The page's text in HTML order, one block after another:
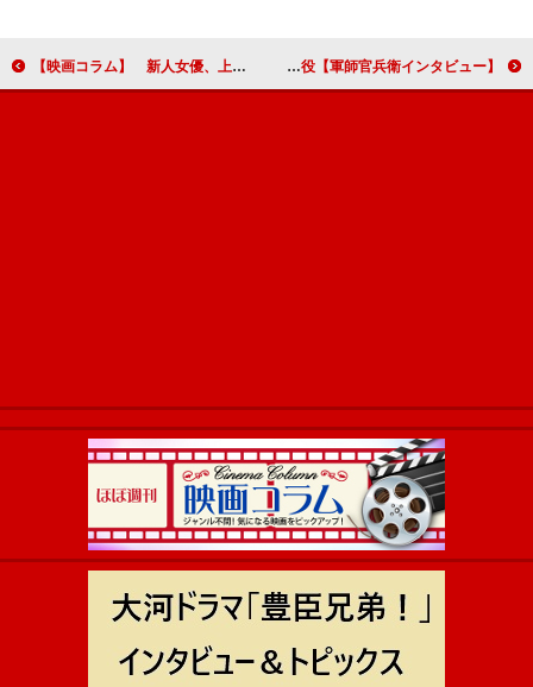
【映画コラム】 新人女優、上白石萌音を発見するための映画『舞妓はレディ』 【軍師官兵衛インタビュー】塚本高史「岡田官兵衛は殿と呼んでしまうほどの威圧感があります」 黒田二十四騎・後藤又兵衛役